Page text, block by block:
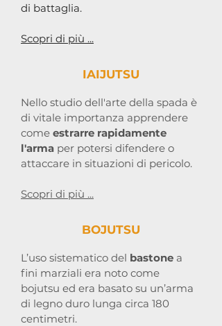
di battaglia.
Scopri di più ...
IAIJUTSU
Nello studio dell'arte della spada è
di vitale importanza apprendere
come estrarre rapidamente
l'arma per potersi difendere o
attaccare in situazioni di pericolo.
Scopri di più ...
BOJUTSU
L’uso sistematico del bastone a
fini marziali era noto come
bojutsu ed era basato su un’arma
di legno duro lunga circa 180
centimetri.